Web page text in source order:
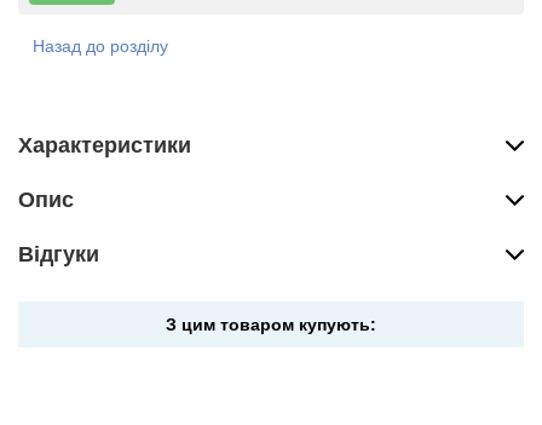
Назад до розділу
Характеристики
Опис
Вiдгуки
З цим товаром купують: